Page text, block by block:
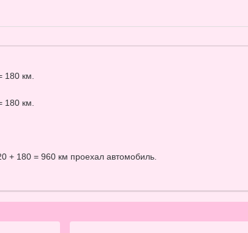
180 км.
180 км.
+ 180 = 960 км проехал автомобиль.